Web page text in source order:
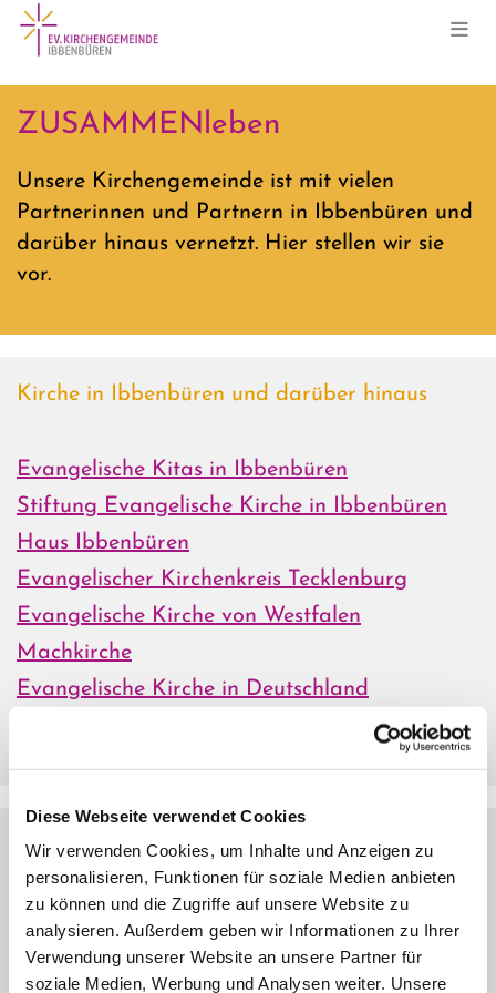
Diese Webseite verwendet Cookies
Wir verwenden Cookies, um Inhalte und Anzeigen zu
personalisieren, Funktionen für soziale Medien anbieten
zu können und die Zugriffe auf unsere Website zu
analysieren. Außerdem geben wir Informationen zu Ihrer
Verwendung unserer Website an unsere Partner für
soziale Medien, Werbung und Analysen weiter. Unsere
ZUSAMMENleben
Unsere Kirchengemeinde ist mit vielen
Partnerinnen und Partnern in Ibbenbüren und
darüber hinaus vernetzt. Hier stellen wir sie
vor.
Kirche in Ibbenbüren und darüber hinaus
Evangelische Kitas in Ibbenbüren
Stiftung Evangelische Kirche in Ibbenbüren
Haus Ibbenbüren
Evangelischer Kirchenkreis Tecklenburg
Evangelische Kirche von Westfalen
Machkirche
Evangelische Kirche in Deutschland
Hilfe in besonderen Lebenssituationen
Hospiz
Klinikum Ibbenbüren